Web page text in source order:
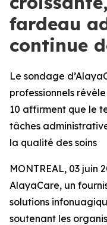
fardeau
continue
Le sondage
professionnels
10 affirment que le
tâches
la qualité des soins
MONTREAL, 03 juin
AlayaCare, un
solutions
soutenant les